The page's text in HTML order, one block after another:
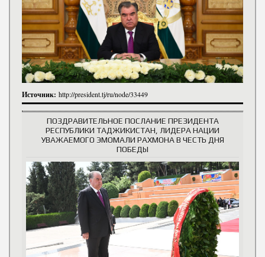
Источник: http://president.tj/ru/node/33449
ПОЗДРАВИТЕЛЬНОЕ ПОСЛАНИЕ ПРЕЗИДЕНТА
РЕСПУБЛИКИ ТАДЖИКИСТАН, ЛИДЕРА НАЦИИ
УВАЖАЕМОГО ЭМОМАЛИ РАХМОНА В ЧЕСТЬ ДНЯ
ПОБЕДЫ